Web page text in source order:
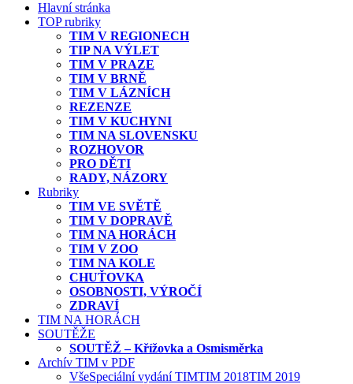
Hlavní stránka
TOP rubriky
TIM V REGIONECH
TIP NA VÝLET
TIM V PRAZE
TIM V BRNĚ
TIM V LÁZNÍCH
REZENZE
TIM V KUCHYNI
TIM NA SLOVENSKU
ROZHOVOR
PRO DĚTI
RADY, NÁZORY
Rubriky
TIM VE SVĚTĚ
TIM V DOPRAVĚ
TIM NA HORÁCH
TIM V ZOO
TIM NA KOLE
CHUŤOVKA
OSOBNOSTI, VÝROČÍ
ZDRAVÍ
TIM NA HORÁCH
SOUTĚŽE
SOUTĚŽ – Křížovka a Osmisměrka
Archív TIM v PDF
VšeSpeciální vydání TIMTIM 2018TIM 2019